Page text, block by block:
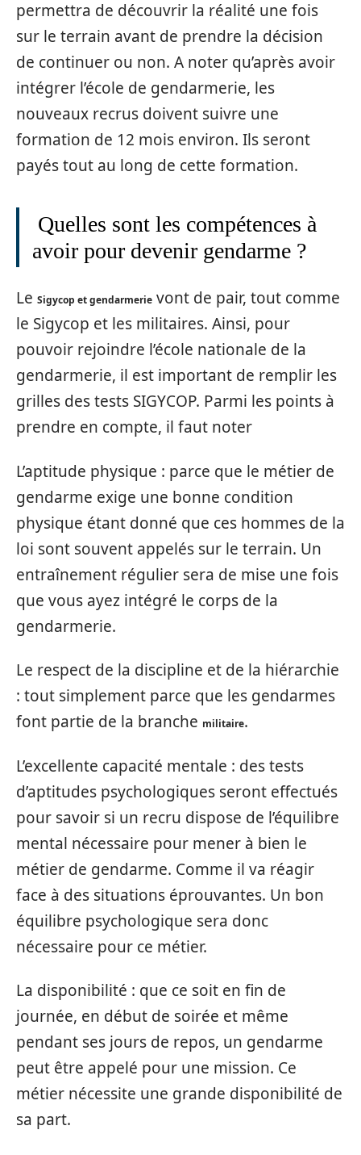
permettra de découvrir la réalité une fois
sur le terrain avant de prendre la décision
de continuer ou non. A noter qu’après avoir
intégrer l’école de gendarmerie, les
nouveaux recrus doivent suivre une
formation de 12 mois environ. Ils seront
payés tout au long de cette formation.
Quelles sont les compétences à
avoir pour devenir gendarme ?
Le Sigycop et gendarmerie vont de pair, tout comme
le Sigycop et les militaires. Ainsi, pour
pouvoir rejoindre l’école nationale de la
gendarmerie, il est important de remplir les
grilles des tests SIGYCOP. Parmi les points à
prendre en compte, il faut noter
L’aptitude physique : parce que le métier de
gendarme exige une bonne condition
physique étant donné que ces hommes de la
loi sont souvent appelés sur le terrain. Un
entraînement régulier sera de mise une fois
que vous ayez intégré le corps de la
gendarmerie.
Le respect de la discipline et de la hiérarchie
: tout simplement parce que les gendarmes
font partie de la branche militaire.
L’excellente capacité mentale : des tests
d’aptitudes psychologiques seront effectués
pour savoir si un recru dispose de l’équilibre
mental nécessaire pour mener à bien le
métier de gendarme. Comme il va réagir
face à des situations éprouvantes. Un bon
équilibre psychologique sera donc
nécessaire pour ce métier.
La disponibilité : que ce soit en fin de
journée, en début de soirée et même
pendant ses jours de repos, un gendarme
peut être appelé pour une mission. Ce
métier nécessite une grande disponibilité de
sa part.